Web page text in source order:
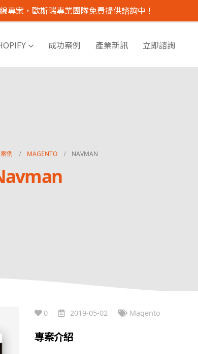
專案，歐斯瑞專業團隊免費提供諮詢中！
成功案例 產業新訊 立即諮詢
例 MAGENTO NAVMAN
0 2019-05-02 Magento
專案介紹